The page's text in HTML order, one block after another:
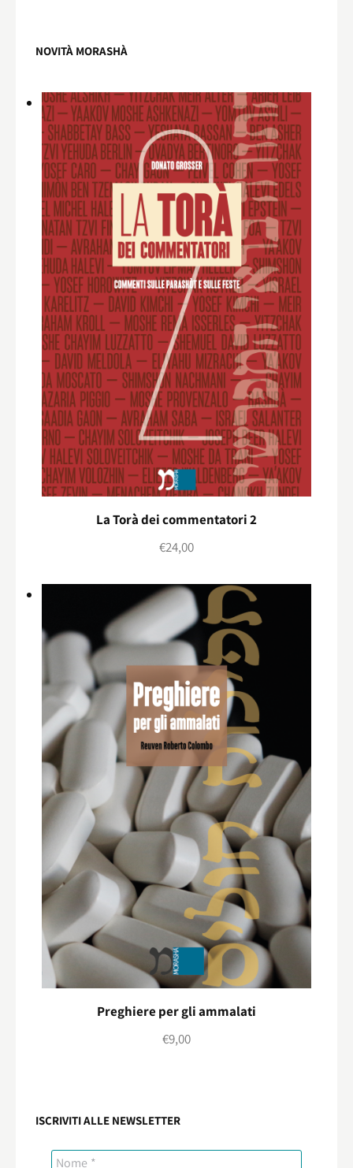
NOVITÀ MORASHÀ
La Torà dei commentatori 2
€24,00
Preghiere per gli ammalati
€9,00
ISCRIVITI ALLE NEWSLETTER